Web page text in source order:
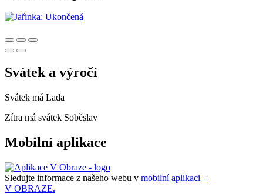
Svátek a výročí
Svátek má Lada
Zítra má svátek Soběslav
Mobilní aplikace
Sledujte informace z našeho webu v mobilní aplikaci –
V OBRAZE.